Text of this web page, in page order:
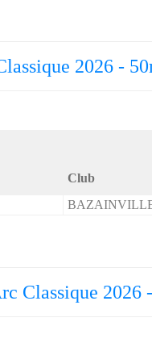
2026 -
Club
Classique 2026